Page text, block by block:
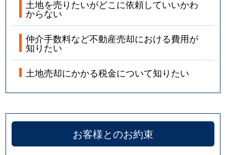
土地を売りたいがどこに依頼していいかわ
からない
仲介手数料など不動産売却における費用が
知りたい
土地売却にかかる税金について知りたい
お客様とのお約束